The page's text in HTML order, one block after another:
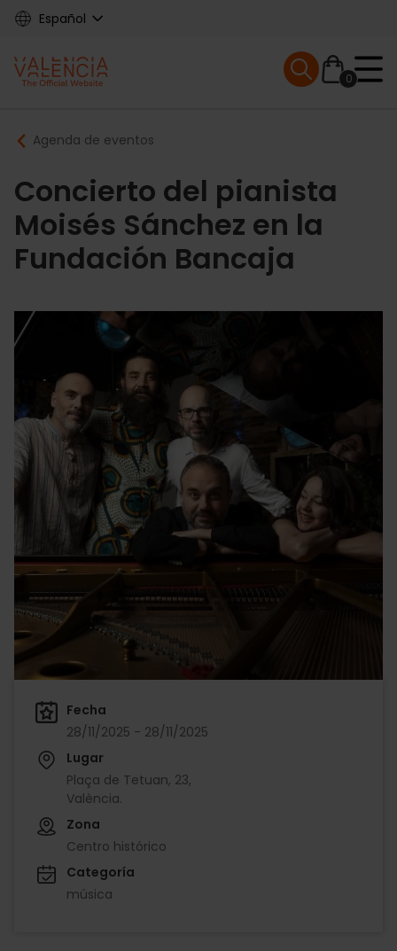
Skip
content
Español
Main
navigation
0
Mobile menu
Breadcrumb
Agenda de eventos
Concierto del pianista
Moisés Sánchez en la
Fundación Bancaja
Fecha
28/11/2025 - 28/11/2025
Lugar
Plaça de Tetuan, 23,
València.
Zona
Centro histórico
Categoría
música